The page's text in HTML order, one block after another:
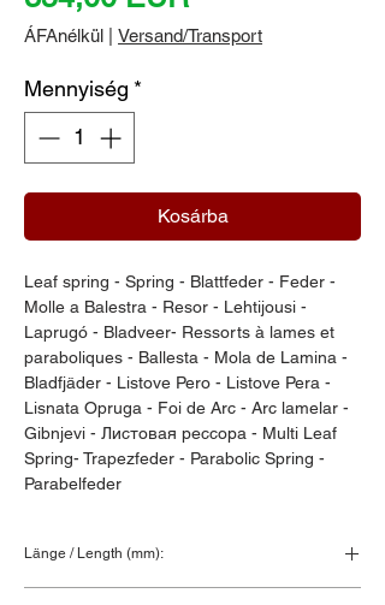
ÁFAnélkül Versand/Transport
Mennyiség *
Kosárba
Leaf spring - Spring - Blattfeder - Feder -
Molle a Balestra - Resor - Lehtijousi -
Laprugó - Bladveer- Ressorts à lames et
paraboliques - Ballesta - Mola de Lamina -
Bladfjäder - Listove Pero - Listove Pera -
Lisnata Opruga - Foi de Arc - Arc lamelar -
Gibnjevi - Листовая рессора - Multi Leaf
Spring- Trapezfeder - Parabolic Spring -
Parabelfeder
Länge / Length (mm):